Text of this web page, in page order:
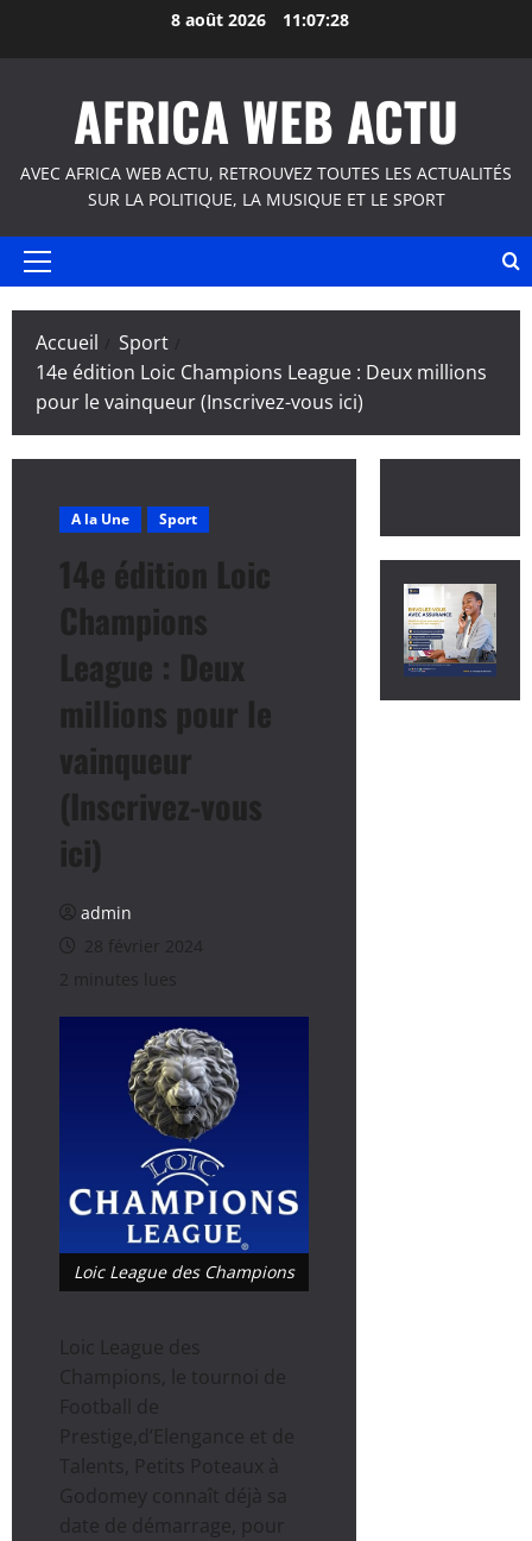
8 août 2026 11:07:29
AFRICA WEB ACTU
AVEC AFRICA WEB ACTU, RETROUVEZ TOUTES LES ACTUALITÉS
SUR LA POLITIQUE, LA MUSIQUE ET LE SPORT
Menu
Accueil
Sport
14e édition Loic Champions League : Deux millions
pour le vainqueur (Inscrivez-vous ici)
A la Une Sport
14e édition Loic
Champions
League : Deux
millions pour le
vainqueur
(Inscrivez-vous
ici)
admin
28 février 2024
2 minutes lues
Loic League des Champions
Loic League des
Champions, le tournoi de
Football de
Prestige,d’Elengance et de
Talents, Petits Poteaux à
Godomey connaît déjà sa
date de démarrage, pour